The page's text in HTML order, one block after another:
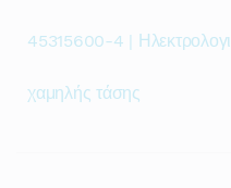
45315600-4 |
χαμηλής τάσης